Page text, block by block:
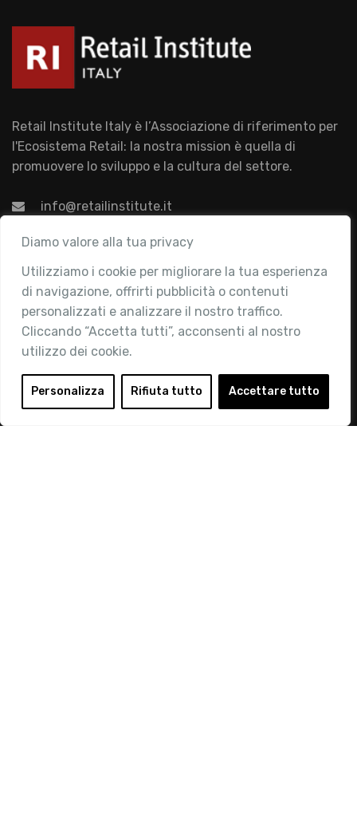
Diamo valore alla tua privacy
Utilizziamo i cookie per migliorare la tua esperienza
di navigazione, offrirti pubblicità o contenuti
personalizzati e analizzare il nostro traffico.
Cliccando “Accetta tutti”, acconsenti al nostro
utilizzo dei cookie.
Personalizza Rifiuta tutto Accettare tutto
Retail Institute Italy è l’Associazione di riferimento per
l'Ecosistema Retail: la nostra mission è quella di
promuovere lo sviluppo e la cultura del settore.
info@retailinstitute.it
Associazione
Chi siamo
Attività
Contatti
Area Riservata
Login
Diventa Socio